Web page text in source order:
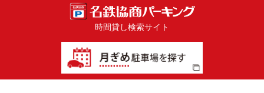
時間貸し検索サイト